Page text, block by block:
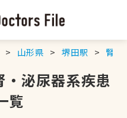
山形県 堺田駅 腎・
泌尿器系疾患
覧